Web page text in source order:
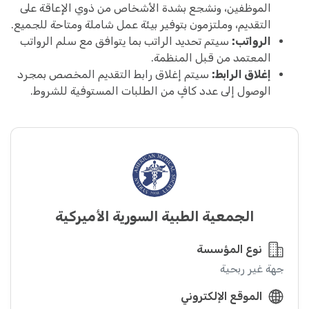
الموظفين، ونشجع بشدة الأشخاص من ذوي الإعاقة على
التقديم، وملتزمون بتوفير بيئة عمل شاملة ومتاحة للجميع.
الرواتب: سيتم تحديد الراتب بما يتوافق مع سلم الرواتب
المعتمد من قبل المنظمة.
إغلاق الرابط: سيتم إغلاق رابط التقديم المخصص بمجرد
الوصول إلى عدد كافٍ من الطلبات المستوفية للشروط.
الجمعية الطبية السورية الأميركية
نوع المؤسسة
جهة غير ربحية
الموقع الإلكتروني